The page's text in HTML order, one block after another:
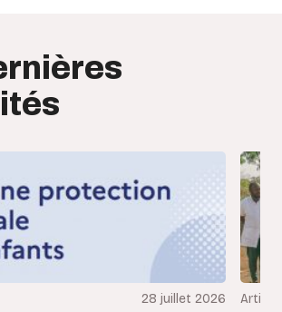
28 juillet 2026 Article